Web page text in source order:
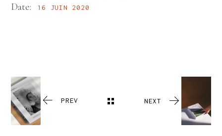
Date: 16 JUIN 2020
PREV NEXT